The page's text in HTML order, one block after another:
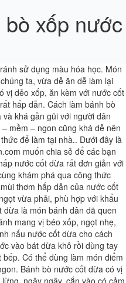
xốp nước
cốt dừa xốp ngon tại nhà.
cũng chỉ đạt được tiêu chuẩn
sử dụng màu hóa học. Món
ta, vừa dễ ăn dễ làm lại
vị dẻo xốp, ăn kèm với nước cốt
hấp dẫn. Cách làm bánh bò
khá gần gũi với người dân
mềm – ngon cũng khá dễ nên
để làm tại nhà.. Dưới đây là
muốn chia sẻ để các bạn
nước cốt dừa rất đơn giản với
khám phá qua công thức
thơm hấp dẫn của nước cốt
vừa phải, phù hợp với khẩu
là món bánh dân dã quen
mang vị béo xốp, ngọt nhẹ,
nấu nước cốt dừa cho cách
vào bát dừa khô rồi dùng tay
Có thể dùng làm món điểm
Bánh bò nước cốt dừa có vị
ngậy ngậy, cắn vào có cảm